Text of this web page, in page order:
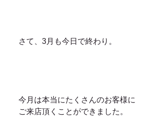
さて、3月も今日で終わり。
今月は本当にたくさんのお客様に
ご来店頂くことができました。